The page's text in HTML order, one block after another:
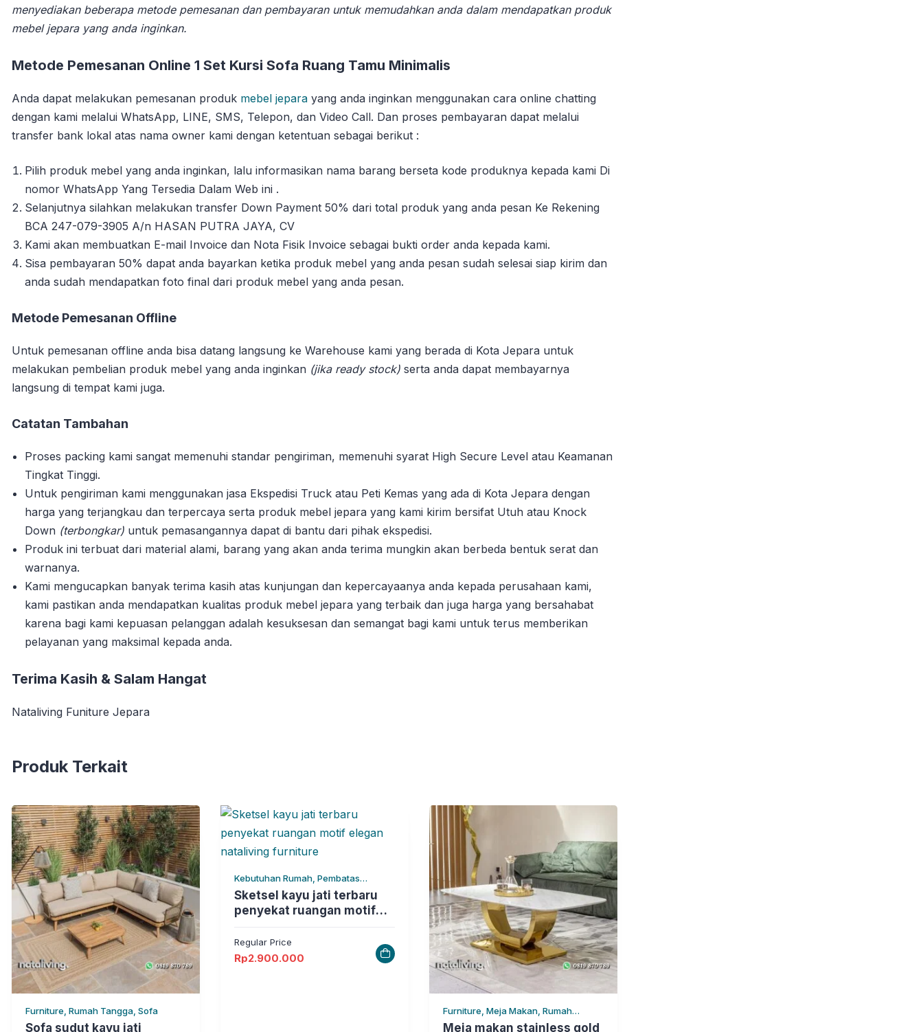
menyediakan beberapa metode pemesanan dan pembayaran untuk memudahkan anda dalam mendapatkan produk
mebel jepara yang anda inginkan.
Metode Pemesanan Online 1 Set Kursi Sofa Ruang Tamu Minimalis
Anda dapat melakukan pemesanan produk mebel jepara yang anda inginkan menggunakan cara online chatting
dengan kami melalui WhatsApp, LINE, SMS, Telepon, dan Video Call. Dan proses pembayaran dapat melalui
transfer bank lokal atas nama owner kami dengan ketentuan sebagai berikut :
Pilih produk mebel yang anda inginkan, lalu informasikan nama barang berseta kode produknya kepada kami Di
nomor WhatsApp Yang Tersedia Dalam Web ini .
Selanjutnya silahkan melakukan transfer Down Payment 50% dari total produk yang anda pesan Ke Rekening
BCA 247-079-3905 A/n HASAN PUTRA JAYA, CV
Kami akan membuatkan E-mail Invoice dan Nota Fisik Invoice sebagai bukti order anda kepada kami.
Sisa pembayaran 50% dapat anda bayarkan ketika produk mebel yang anda pesan sudah selesai siap kirim dan
anda sudah mendapatkan foto final dari produk mebel yang anda pesan.
Metode Pemesanan Offline
Untuk pemesanan offline anda bisa datang langsung ke Warehouse kami yang berada di Kota Jepara untuk
melakukan pembelian produk mebel yang anda inginkan (jika ready stock) serta anda dapat membayarnya
langsung di tempat kami juga.
Catatan Tambahan
Proses packing kami sangat memenuhi standar pengiriman, memenuhi syarat High Secure Level atau Keamanan
Tingkat Tinggi.
Untuk pengiriman kami menggunakan jasa Ekspedisi Truck atau Peti Kemas yang ada di Kota Jepara dengan
harga yang terjangkau dan terpercaya serta produk mebel jepara yang kami kirim bersifat Utuh atau Knock
Down (terbongkar) untuk pemasangannya dapat di bantu dari pihak ekspedisi.
Produk ini terbuat dari material alami, barang yang akan anda terima mungkin akan berbeda bentuk serat dan
warnanya.
Kami mengucapkan banyak terima kasih atas kunjungan dan kepercayaanya anda kepada perusahaan kami,
kami pastikan anda mendapatkan kualitas produk mebel jepara yang terbaik dan juga harga yang bersahabat
karena bagi kami kepuasan pelanggan adalah kesuksesan dan semangat bagi kami untuk terus memberikan
pelayanan yang maksimal kepada anda.
Terima Kasih & Salam Hangat
Nataliving Funiture Jepara
Produk Terkait
Furniture, Rumah Tangga, Sofa
Sofa sudut kayu jati
Kebutuhan Rumah, Pembatas
Ruangan, Rumah Tangga
Sketsel kayu jati terbaru
penyekat ruangan motif
Regular Price
Rp2.900.000
Furniture, Meja Makan, Rumah
Tangga
Meja makan stainless gold